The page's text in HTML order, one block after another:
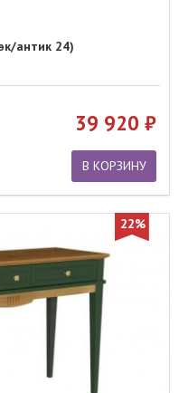
антик 24)
39 920
В КОРЗИНУ
22%